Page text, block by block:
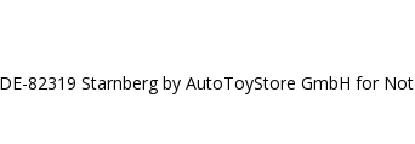
82319 Starnberg by AutoToyStore GmbH for Not